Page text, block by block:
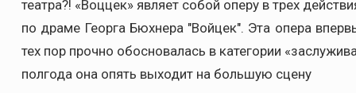
театра?! «Воццек» являет собой оперу в трех
по драме Георга Бюхнера "Войцек". Эта опера
тех пор прочно обосновалась в категории
полгода она опять выходит на большую сцену